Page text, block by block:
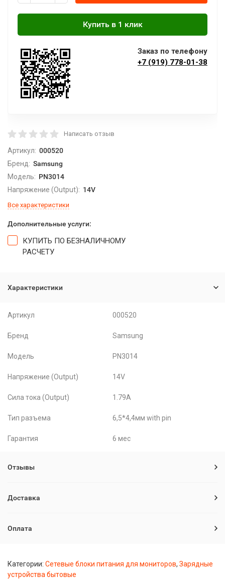
Заказ по телефону
+7 (919) 778-01-38
Написать отзыв
Артикул: 000520
Бренд: Samsung
Модель: PN3014
Напряжение (Output): 14V
Все характеристики
Дополнительные услуги:
КУПИТЬ ПО БЕЗНАЛИЧНОМУ
РАСЧЕТУ
Характеристики
Артикул 000520
Бренд Samsung
Модель PN3014
Напряжение (Output) 14V
Сила тока (Output) 1.79A
Тип разъема 6,5*4,4мм with pin
Гарантия 6 мес
Отзывы
Доставка
Оплата
Категории: Сетевые блоки питания для мониторов, Зарядные
устройства бытовые